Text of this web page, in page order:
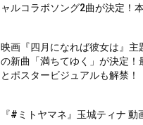
ャルコラボソング2曲が決定！
映画『四月になれば彼女は』主
の新曲「満ちてゆく」が決定！
とポスタービジュアルも解禁！
『#ミトヤマネ』玉城ティナ 動